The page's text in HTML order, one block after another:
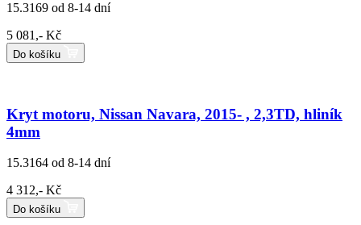
15.3169 od 8-14 dní
5 081,- Kč
Do košíku
Kryt motoru, Nissan Navara, 2015- , 2,3TD, hliník
4mm
15.3164 od 8-14 dní
4 312,- Kč
Do košíku